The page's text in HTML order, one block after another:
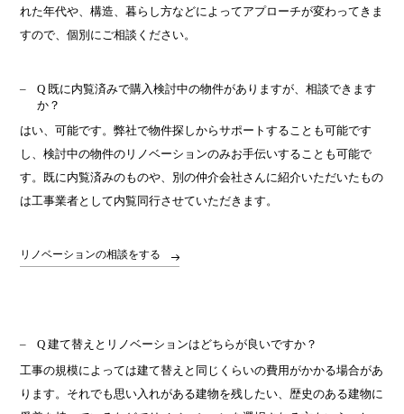
れた年代や、構造、暮らし方などによってアプローチが変わってきま
すので、個別にご相談ください。
Q 既に内覧済みで購入検討中の物件がありますが、相談できます
か？
はい、可能です。弊社で物件探しからサポートすることも可能です
し、検討中の物件のリノベーションのみお手伝いすることも可能で
す。既に内覧済みのものや、別の仲介会社さんに紹介いただいたもの
は工事業者として内覧同行させていただきます。
リノベーションの相談をする
Q 建て替えとリノベーションはどちらが良いですか？
工事の規模によっては建て替えと同じくらいの費用がかかる場合があ
ります。それでも思い入れがある建物を残したい、歴史のある建物に